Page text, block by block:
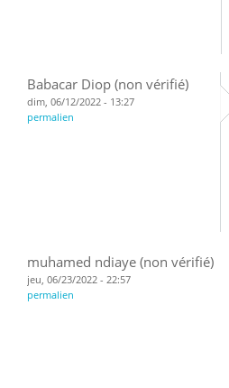
Babacar Diop (non vérifié)
dim, 06/12/2022 - 13:27
permalien
muhamed ndiaye (non vérifié)
jeu, 06/23/2022 - 22:57
permalien